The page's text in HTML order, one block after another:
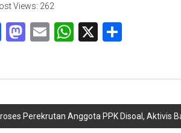
Views: 262
Facebook
Mastodon
EmailWhatsApp
X
Perekrutan Anggota PPK Disoal, Aktivis